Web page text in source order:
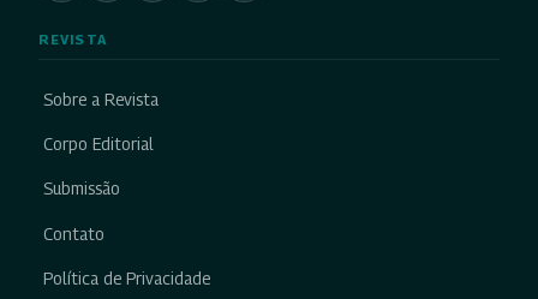
REVISTA
Sobre a Revista
Corpo Editorial
Submissão
Contato
Política de Privacidade